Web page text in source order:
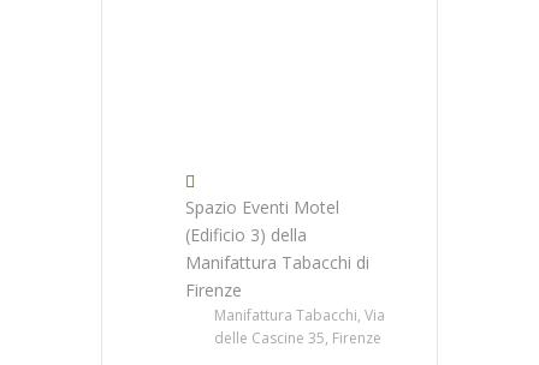
Spazio Eventi Motel
(Edificio 3) della
Manifattura Tabacchi di
Firenze
Manifattura Tabacchi, Via
delle Cascine 35, Firenze